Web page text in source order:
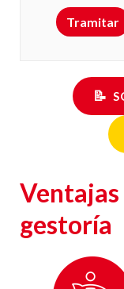
Tramitar
📝
gestoría